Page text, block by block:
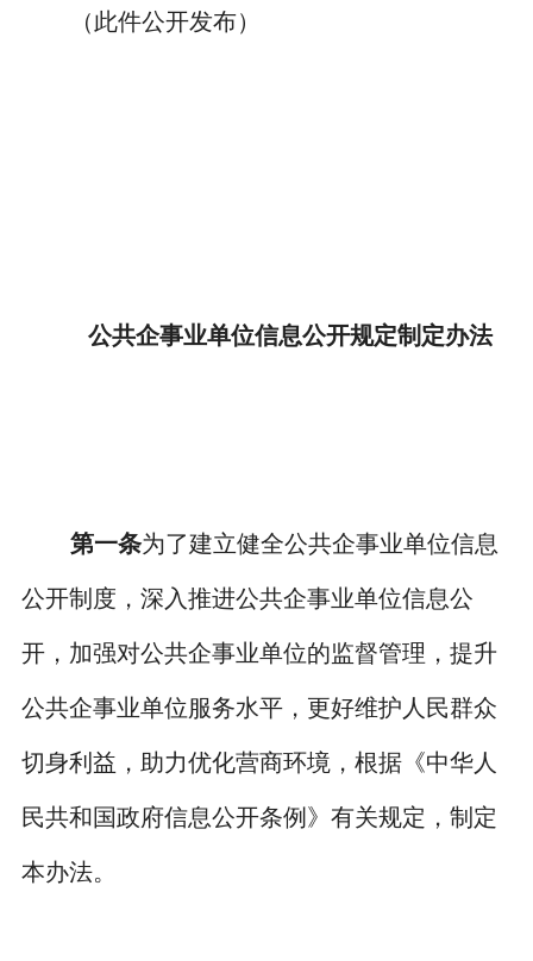
（此件公开发布）
公共企事业单位信息公开规定制定办法
第一条为了建立健全公共企事业单位信息
公开制度，深入推进公共企事业单位信息公
开，加强对公共企事业单位的监督管理，提升
公共企事业单位服务水平，更好维护人民群众
切身利益，助力优化营商环境，根据《中华人
民共和国政府信息公开条例》有关规定，制定
本办法。